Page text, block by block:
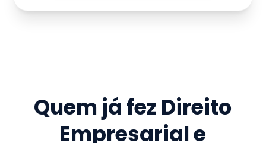
Quem já fez Direito
Empresarial e